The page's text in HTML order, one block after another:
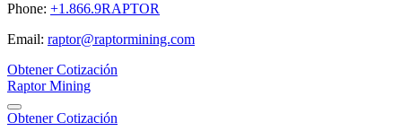
Phone: +1.866.9RAPTOR
Email: raptor@raptormining.com
Obtener Cotización
Raptor Mining
Obtener Cotización